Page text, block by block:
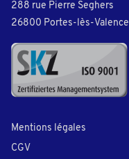
288 rue Pierre Seghers
26800 Portes-lès-Valence
Mentions légales
CGV